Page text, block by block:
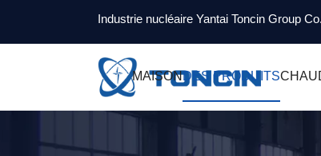
Industrie nucléaire Yantai Toncin Group
MAISONDES PRODUITS